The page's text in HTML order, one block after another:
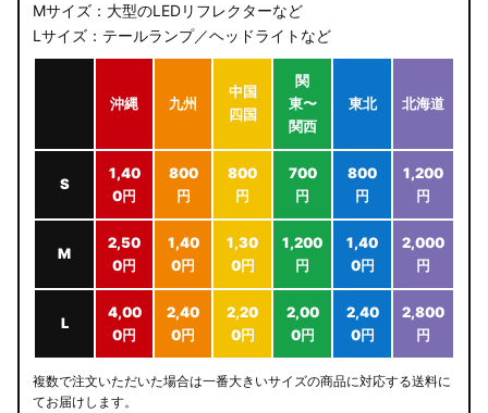
Mサイズ：大型のLEDリフレクターなど
Lサイズ：テールランプ／ヘッドライトなど
沖縄 九州
中国
四国
関
東〜
関西
東北 北海道
S
1,40
0円
800
円
800
円
700
円
800
円
1,200
円
M
2,50
0円
1,40
0円
1,30
0円
1,200
円
1,40
0円
2,000
円
L
4,00
0円
2,40
0円
2,20
0円
2,00
0円
2,40
0円
2,800
円
複数で注文いただいた場合は一番大きいサイズの商品に対応する送料に
てお届けします。